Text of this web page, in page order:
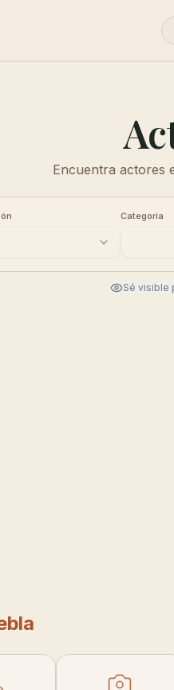
Encuentra actores
Categoría
Sé visible